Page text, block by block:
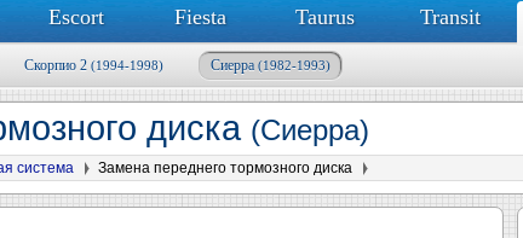
Escort Fiesta Taurus Transit
Скорпио 2 (1994-1998) Сиерра (1982-1993)
диска (Сиерра)
система Замена переднего тормозного диска